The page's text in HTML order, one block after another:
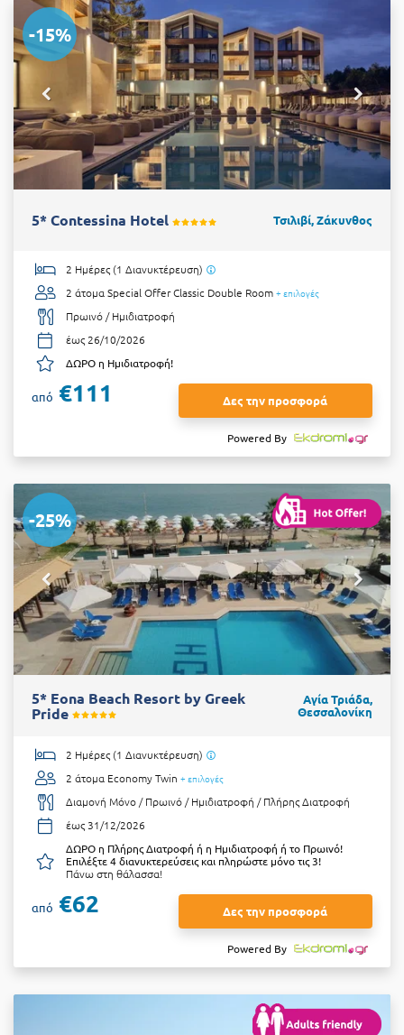
-15%
5* Contessina Hotel Τσιλιβί, Ζάκυνθος
2 Ημέρες (1 Διανυκτέρευση)
2 άτομα Special Offer Classic Double Room + επιλογές
Πρωινό / Ημιδιατροφή
έως 26/10/2026
ΔΩΡΟ η Ημιδιατροφή!
από €111 Δες την προσφορά
Powered By
-25%
5* Eona Beach Resort by Greek
Pride
Αγία Τριάδα,
Θεσσαλονίκη
2 Ημέρες (1 Διανυκτέρευση)
2 άτομα Economy Twin + επιλογές
Διαμονή Μόνο / Πρωινό / Ημιδιατροφή / Πλήρης Διατροφή
έως 31/12/2026
ΔΩΡΟ η Πλήρης Διατροφή ή η Ημιδιατροφή ή το Πρωινό!
Επιλέξτε 4 διανυκτερεύσεις και πληρώστε μόνο τις 3!
Πάνω στη θάλασσα!
από €62 Δες την προσφορά
Powered By